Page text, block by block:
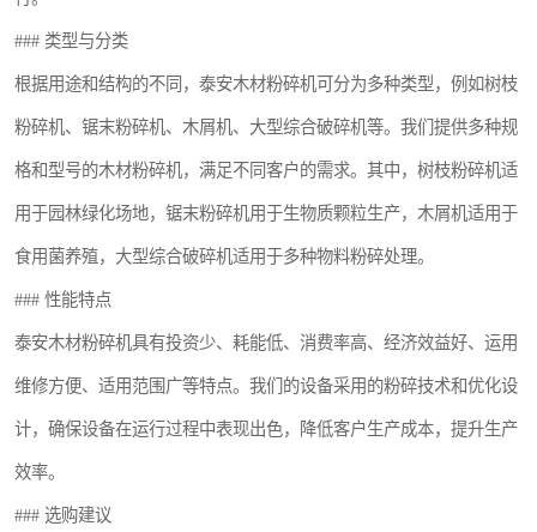
### 类型与分类
根据用途和结构的不同，泰安木材粉碎机可分为多种类型，例如树枝
粉碎机、锯末粉碎机、木屑机、大型综合破碎机等。我们提供多种规
格和型号的木材粉碎机，满足不同客户的需求。其中，树枝粉碎机适
用于园林绿化场地，锯末粉碎机用于生物质颗粒生产，木屑机适用于
食用菌养殖，大型综合破碎机适用于多种物料粉碎处理。
### 性能特点
泰安木材粉碎机具有投资少、耗能低、消费率高、经济效益好、运用
维修方便、适用范围广等特点。我们的设备采用的粉碎技术和优化设
计，确保设备在运行过程中表现出色，降低客户生产成本，提升生产
效率。
### 选购建议